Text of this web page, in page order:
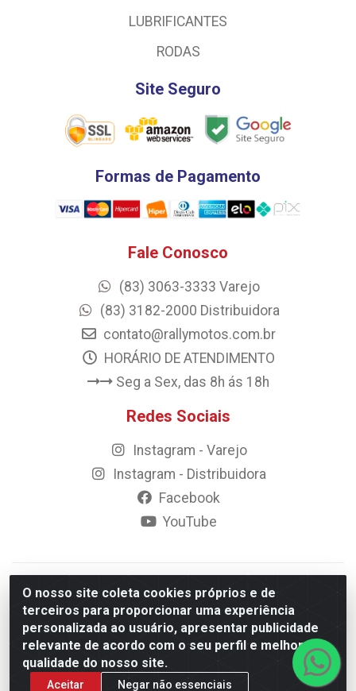
O nosso site coleta cookies próprios e de
terceiros para proporcionar uma experiência
personalizada ao usuário, apresentar publicidade
relevante de acordo com o seu perfil e melhorar a
qualidade do nosso site.
Aceitar Negar não essenciais
LUBRIFICANTES
RODAS
Site Seguro
Formas de Pagamento
Fale Conosco
(83) 3063-3333 Varejo
(83) 3182-2000 Distribuidora
contato@rallymotos.com.br
HORÁRIO DE ATENDIMENTO
Seg a Sex, das 8h ás 18h
Redes Sociais
Instagram - Varejo
Instagram - Distribuidora
Facebook
YouTube
© 2023 Rally Motos - todos os direitos reservados.
Razão Social: Rally motos distribuidora, importadora e
transportadora de peças LTDA - CNPJ 09.262.859/0001-43 -
Rua Vigário Calixto 2900 - Catolé, Campina Grande/PB